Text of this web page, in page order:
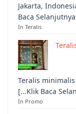
Jakarta,
Baca
In Teralis
Teralis
[...Klik Baca
In Promo